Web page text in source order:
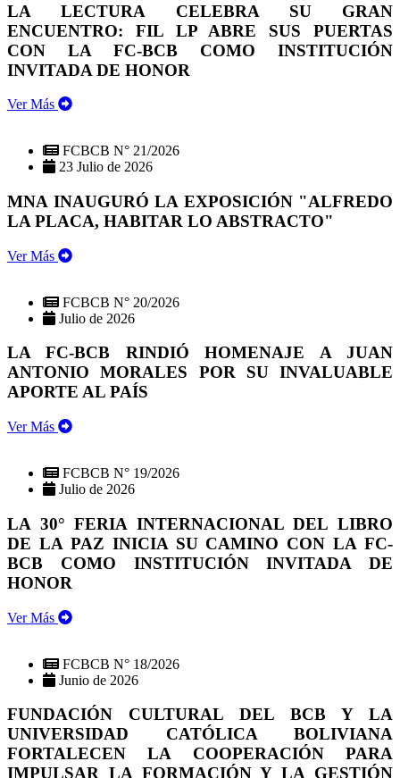
LA LECTURA CELEBRA SU GRAN
ENCUENTRO: FIL LP ABRE SUS PUERTAS
CON LA FC-BCB COMO INSTITUCIÓN
INVITADA DE HONOR
Ver Más
FCBCB N° 21/2026
23 Julio de 2026
MNA INAUGURÓ LA EXPOSICIÓN "ALFREDO
LA PLACA, HABITAR LO ABSTRACTO"
Ver Más
FCBCB N° 20/2026
Julio de 2026
LA FC-BCB RINDIÓ HOMENAJE A JUAN
ANTONIO MORALES POR SU INVALUABLE
APORTE AL PAÍS
Ver Más
FCBCB N° 19/2026
Julio de 2026
LA 30° FERIA INTERNACIONAL DEL LIBRO
DE LA PAZ INICIA SU CAMINO CON LA FC-
BCB COMO INSTITUCIÓN INVITADA DE
HONOR
Ver Más
FCBCB N° 18/2026
Junio de 2026
FUNDACIÓN CULTURAL DEL BCB Y LA
UNIVERSIDAD CATÓLICA BOLIVIANA
FORTALECEN LA COOPERACIÓN PARA
IMPULSAR LA FORMACIÓN Y LA GESTIÓN